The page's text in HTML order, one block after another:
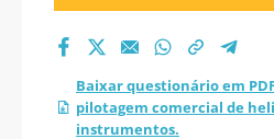
Baixar questionário em
pilotagem comercial de
instrumentos.